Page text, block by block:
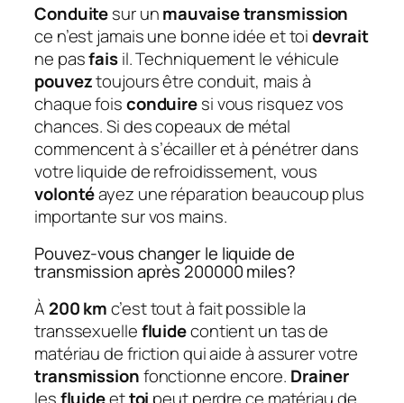
Conduitesur unmauvaise transmission
ce n’est jamais une bonne idée et toidevrait
ne pasfaisil. Techniquement le véhicule
pouveztoujours être conduit, mais à
chaque foisconduiresi vous risquez vos
chances. Si des copeaux de métal
commencent à s’écailler et à pénétrer dans
votre liquide de refroidissement, vous
volontéayez une réparation beaucoup plus
importante sur vos mains.
Pouvez-vous changer le liquide de
transmission après 200000 miles?
À 200 kmc’est tout à fait possible la
transsexuellefluidecontient un tas de
matériau de friction qui aide à assurer votre
transmissionfonctionne encore. Drainer
lesfluideettoi peut perdre ce matériau de